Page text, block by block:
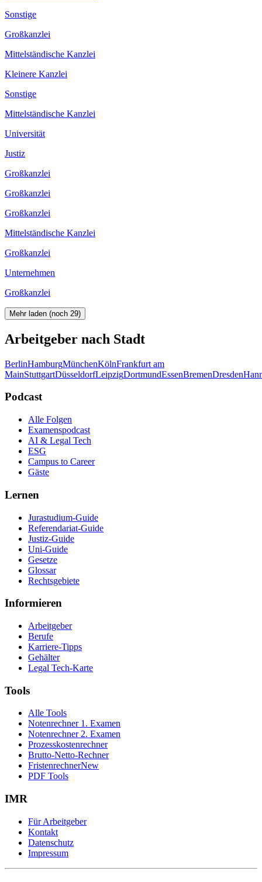
Sonstige
Großkanzlei
Mittelständische Kanzlei
Kleinere Kanzlei
Sonstige
Mittelständische Kanzlei
Universität
Justiz
Großkanzlei
Großkanzlei
Großkanzlei
Mittelständische Kanzlei
Großkanzlei
Unternehmen
Großkanzlei
Mehr laden (noch 29)
Arbeitgeber nach Stadt
BerlinHamburgMünchenKölnFrankfurt am
MainStuttgartDüsseldorfLeipzigDortmundEssenBremenDresden
Podcast
Alle Folgen
Examenspodcast
AI & Legal Tech
ESG
Campus to Career
Gäste
Lernen
Jurastudium-Guide
Referendariat-Guide
Justiz-Guide
Uni-Guide
Gesetze
Glossar
Rechtsgebiete
Informieren
Arbeitgeber
Berufe
Karriere-Tipps
Gehälter
Legal Tech-Karte
Tools
Alle Tools
Notenrechner 1. Examen
Notenrechner 2. Examen
Prozesskostenrechner
Brutto-Netto-Rechner
FristenrechnerNew
PDF Tools
IMR
Für Arbeitgeber
Kontakt
Datenschutz
Impressum